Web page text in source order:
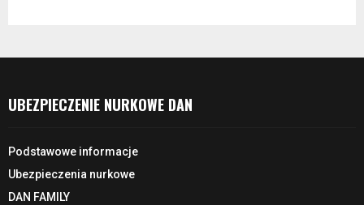
UBEZPIECZENIE NURKOWE DAN
Podstawowe informacje
Ubezpieczenia nurkowe
DAN FAMILY